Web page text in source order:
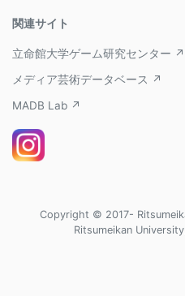
関連サイト
立命館大学ゲーム研究センター ↗
メディア芸術データベース ↗
MADB Lab ↗
Copyright © 2017-
Ritsumeikan